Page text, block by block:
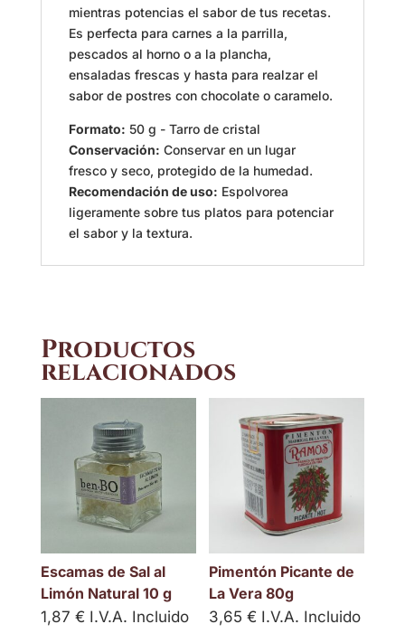
mientras potencias el sabor de tus recetas.
Es perfecta para carnes a la parrilla,
pescados al horno o a la plancha,
ensaladas frescas y hasta para realzar el
sabor de postres con chocolate o caramelo.
Formato: 50 g - Tarro de cristal
Conservación: Conservar en un lugar
fresco y seco, protegido de la humedad.
Recomendación de uso: Espolvorea
ligeramente sobre tus platos para potenciar
el sabor y la textura.
Productos
relacionados
Escamas de Sal al
Limón Natural 10 g
1,87 € I.V.A. Incluido
Pimentón Picante de
La Vera 80g
3,65€ I.V.A. Incluido